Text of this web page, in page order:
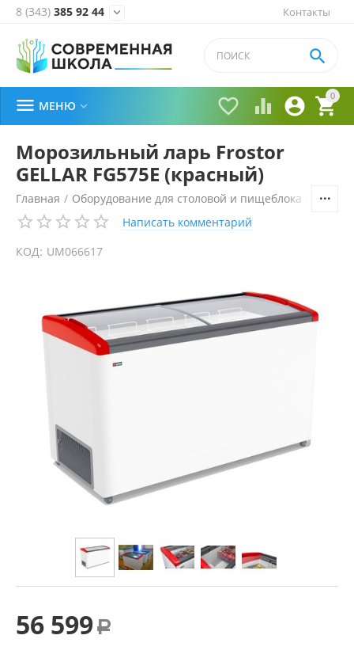
Контакты
8 (343) 385 92 44 
0


 

 МЕНЮ 
Морозильный ларь Frostor
GELLAR FG575E (красный)
Главная / Оборудование для столовой и пищеблока
Написать комментарий
КОД: UM066617
56 599 Р